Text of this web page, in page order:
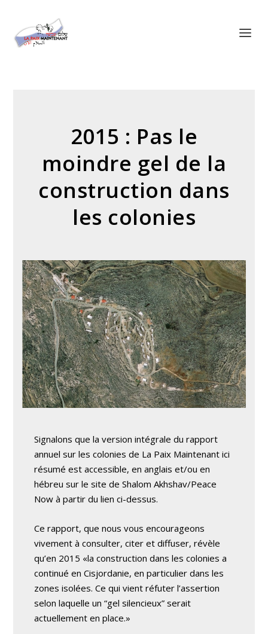
2015 : Pas le
moindre gel de la
construction dans
les colonies
Signalons que la version intégrale du rapport
annuel sur les colonies de La Paix Maintenant ici
résumé est accessible, en anglais et/ou en
hébreu sur le site de Shalom Akhshav/Peace
Now à partir du lien ci-dessus.
Ce rapport, que nous vous encourageons
vivement à consulter, citer et diffuser, révèle
qu’en 2015 «la construction dans les colonies a
continué en Cisjordanie, en particulier dans les
zones isolées. Ce qui vient réfuter l’assertion
selon laquelle un “gel silencieux” serait
actuellement en place.»